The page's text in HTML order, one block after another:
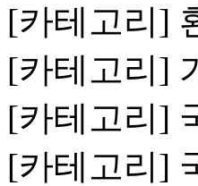
[카테고리]
[카테고리]
[카테고리]
[카테고리]